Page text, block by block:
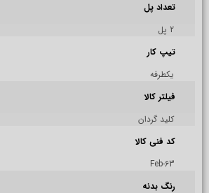
تعداد پل
2 پل
تیپ کار
يكطرفه
فیلتر کالا
کلید گردان
کد فنی کالا
Feb-63
رنگ بدنه